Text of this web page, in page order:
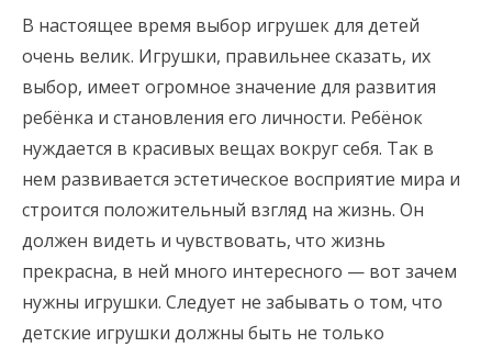
В настоящее время выбор игрушек для детей
очень велик. Игрушки, правильнее сказать, их
выбор, имеет огромное значение для развития
ребёнка и становления его личности. Ребёнок
нуждается в красивых вещах вокруг себя. Так в
нем развивается эстетическое восприятие мира и
строится положительный взгляд на жизнь. Он
должен видеть и чувствовать, что жизнь
прекрасна, в ней много интересного — вот зачем
нужны игрушки. Следует не забывать о том, что
детские игрушки должны быть не только